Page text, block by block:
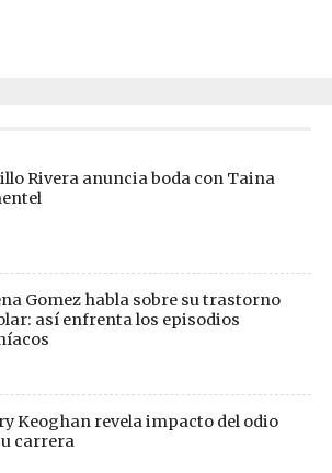
Rivera anuncia boda con Taina
Gomez habla sobre su trastorno
así enfrenta los episodios
Keoghan revela impacto del odio
carrera